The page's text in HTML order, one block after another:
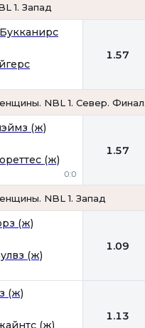
1. Запад
1.57
NBL 1. Север.
(ж)
(ж)
0:0
1.57
NBL 1. Запад
(ж)
(ж)
1.09
(ж)
(ж)
1.13